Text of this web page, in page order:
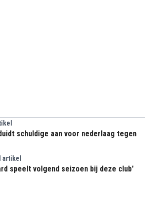
schuldige aan voor nederlaag tegen
artikel
speelt volgend seizoen bij deze club'